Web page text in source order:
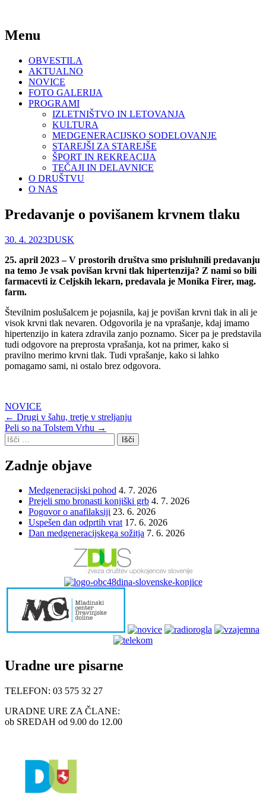
DU Slovenske Konjice
Za bogato ustvarjalno življenje
Menu
Skip
content
OBVESTILA
AKTUALNO
NOVICE
FOTO GALERIJA
PROGRAMI
IZLETNIŠTVO IN LETOVANJA
KULTURA
MEDGENERACIJSKO SODELOVANJE
STAREJŠI ZA STAREJŠE
ŠPORT IN REKREACIJA
TEČAJI IN DELAVNICE
O DRUŠTVU
O NAS
Predavanje o povišanem krvnem tlaku
30. 4. 2023DUSK
25. april 2023 – V prostorih društva smo prisluhnili predavanju
na temo Je vsak povišan krvni tlak hipertenzija? Z nami so bili
farmacevti iz Celjskih lekarn, predavala je Monika Firer, mag.
farm.
Številnim poslušalcem je pojasnila, kaj je povišan krvni tlak in ali je
visok krvni tlak nevaren. Odgovorila je na vprašanje, kdaj imamo
hipertenzijo in katera zdravila zanjo poznamo. Sicer pa je predstavila
tudi odgovore na preprosta vprašanja, kot na primer, kako si
pravilno merimo krvni tlak. Tudi vprašanje, kako si lahko
pomagamo sami, ni ostalo brez odgovora.
NOVICE
Post
navigation
← Drugi v šahu, tretje v streljanju
Peli so na Tolstem Vrhu →
Išči:
Zadnje objave
Medgeneracijski pohod 4. 7. 2026
Prejeli smo bronasti konjiški grb 4. 7. 2026
Pogovor o anafilaksiji 23. 6. 2026
Uspešen dan odprtih vrat 17. 6. 2026
Dan medgeneracijskega sožitja 7. 6. 2026
Uradne ure pisarne
TELEFON: 03 575 32 27
URADNE URE ZA ČLANE:
ob SREDAH od 9.00 do 12.00